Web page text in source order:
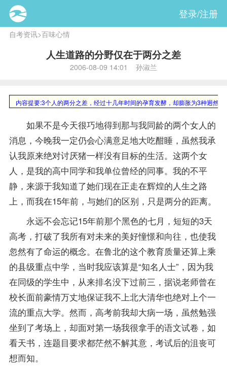
登录/注册
自考资讯>百味心情
人生道路的分野仅在于两分之差
2006-08-09 14:01 孙淑兰
内容提要:3个人的两分之差，经过十几年时间的孕育发酵，却膨胀为3种迥然不
如果不是今天很巧地得到那与我同龄的两个女人的
消息，今晚我一定仍会心满意足地大吃酣睡，虽然我承
认我原来绝对讨厌猪一样没有目标的生活。这两个女
人，是我的高中同学和我单位曾经的同事。我的不平
静，来源于我知道了她们现在正走在辉煌的人生之路
上，而我在15年前，与她们的区别，只是两分的距离。
永远不会忘记15年前那个黑色的七月，短短的3天
高考，打破了我所有对未来的美好憧憬和向往，也使我
忽然有了命运的概念。在鲁北的这个教育质量还算上乘
的县级重点中学，当时我应该算是“知名人士”，因为我
在同级的学生中，从来排名没下过前三，据说老师曾在
校长面前豪情万丈地保证我不上北大清华也绝对上个一
流的重点大学。然而，高考前我却大病一场，虽然勉强
坐到了考场上，却面对第一场我很拿手的语文试卷，如
看天书，连题目要求都茫然不解其意，考试后的沮丧可
想而知。